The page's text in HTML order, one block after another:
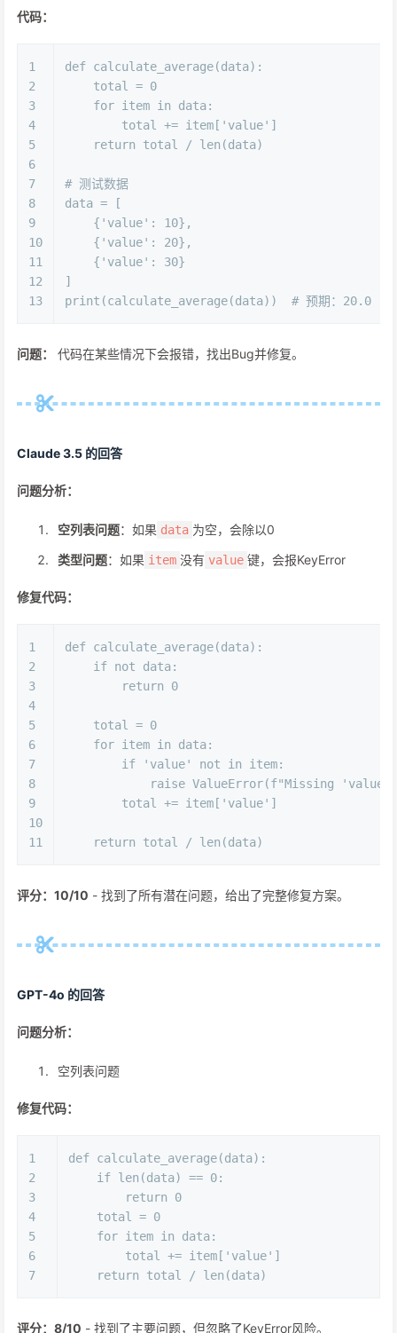
代码：
1
2
3
4
5
6
7
8
9
10
11
12
13
def calculate_average(data):
    total =
0
for item in data:
        total += item[
'value' ]
return total / len (data)
# 测试数据
data = [
    {
'value' : 10},
    {
'value' : 20},
    {
'value' : 30}
]
print (calculate_average(data)) # 预期：20.0
问题： 代码在某些情况下会报错，找出Bug并修复。
Claude 3.5 的回答
问题分析：
空列表问题：如果 data 为空，会除以0
类型问题：如果 item 没有 value 键，会报KeyError
修复代码：
1
2
3
4
5
6
7
8
9
10
11
def calculate_average(data):
if not data:
return
0
    total =
0
for item in data:
if
'value' not in item:
raise ValueError(f"Missing
        total += item[
'value' ]
return total / len (data)
评分：10/10 - 找到了所有潜在问题，给出了完整修复方案。
GPT-4o 的回答
问题分析：
空列表问题
修复代码：
1
2
3
4
5
6
7
def calculate_average(data):
if len (data) == 0:
return
0
    total =
0
for item in data:
        total += item[
'value' ]
return total / len (data)
评分：8/10 - 找到了主要问题，但忽略了KeyError风险。